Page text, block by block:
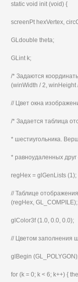
static void init (void) {
screenPt hexVertex,
GLdouble theta;
GLint k;
/* Задаются
(winWidth / 2,
// Цвет окна
/* Задается таблица
* шестиугольника.
* равноудаленных
regHex = glGenLists (1);
// Таблице
(regHex, GL_COMPILE);
glColor3f (1.0, 0.0, 0.0);
// Цветом заполнения
glBegin
for (k = 0; k < 6; k++) {